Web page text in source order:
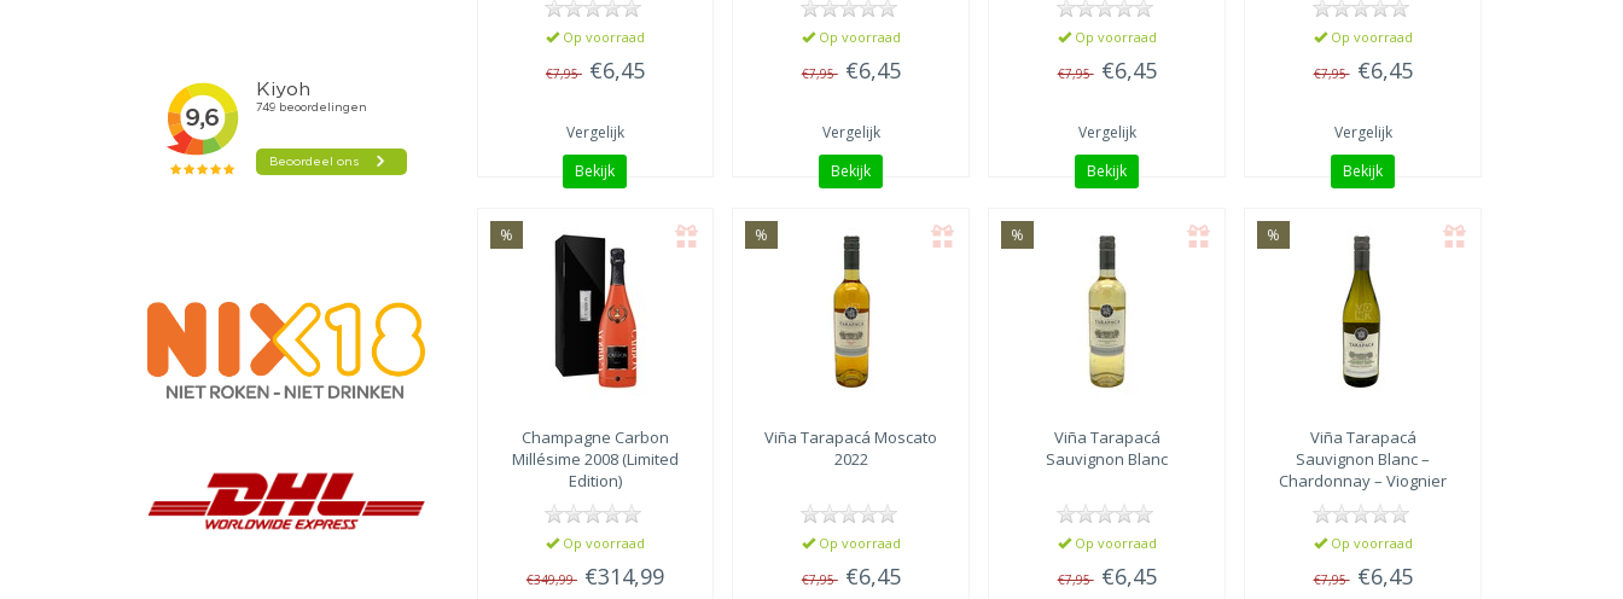
Op voorraad
€7,95 €6,45
Vergelijk
Bekijk
Op voorraad
€7,95 €6,45
Vergelijk
Bekijk
Op voorraad
€7,95 €6,45
Vergelijk
Bekijk
Op voorraad
€7,95 €6,45
Vergelijk
Bekijk
%
Champagne Carbon
Millésime 2008 (Limited
Edition)
Op voorraad
€349,99 €314,99
%
Viña Tarapacá Moscato
2022
Op voorraad
€7,95 €6,45
%
Viña Tarapacá
Sauvignon Blanc
Op voorraad
€7,95 €6,45
%
Viña Tarapacá
Sauvignon Blanc –
Chardonnay – Viognier
Op voorraad
€7,95 €6,45